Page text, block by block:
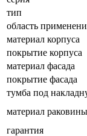
тип
область
материал корпуса
покрытие корпуса
материал фасада
покрытие фасада
тумба под
материал раковины
гарантия